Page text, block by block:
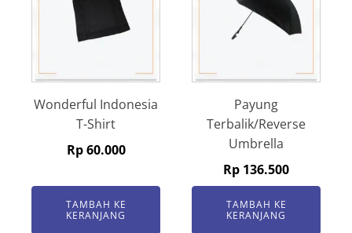
Wonderful Indonesia
T-Shirt
Rp60.000
TAMBAH KE
KERANJANG
Payung
Terbalik/Reverse
Umbrella
Rp 136.500
TAMBAH KE
KERANJANG